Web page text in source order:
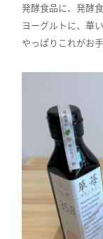
発酵食品に、発酵
ヨーグルトに、華
やっぱりこれがお